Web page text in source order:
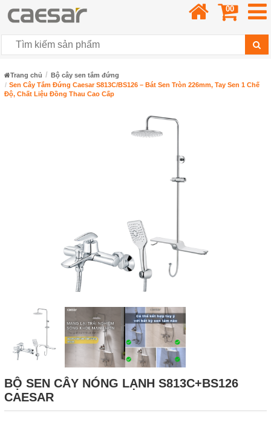
00
Trang chủ
Bộ cây sen tắm đứng
Sen Cây Tắm Đứng Caesar S813C/BS126 – Bát Sen Tròn 226mm, Tay Sen 1 Chế
Độ, Chất Liệu Đồng Thau Cao Cấp
BỘ SEN CÂY NÓNG LẠNH S813C+BS126
CAESAR